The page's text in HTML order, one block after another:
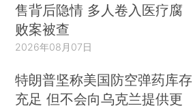
售背后隐情 多人卷入医疗腐
败案被查
2026年08月07日
特朗普坚称美国防空弹药库存
充足 但不会向乌克兰提供更